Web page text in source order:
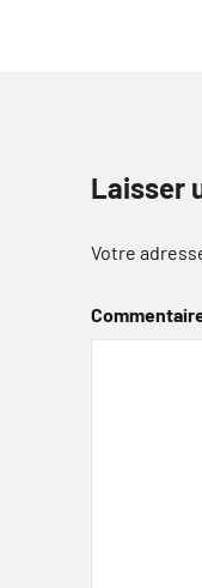
Laisser
Votre